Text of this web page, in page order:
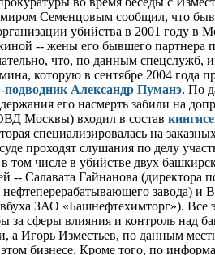
Семенцовым сообщил, что
убийства в 2001 году в
-- жены его бывшего партнера
что, по данным спецслужб,
которую в сентябре 2004 года
Александр Пуманэ. По
его насмерть забили на
Москвы) входил в состав
специализировалась на
проходят слушания по делу
том числе в убийстве двух
-- Салавата Гайнанова (директора
завода) и
ЗАО «Башнефтехимторг»). Все
за сферы влияния и контроль над
а Игорь Изместьев, по данным
бизнесе. Кроме того, по